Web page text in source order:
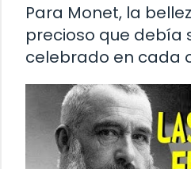
Para Monet, la
precioso que debía
celebrado en cada